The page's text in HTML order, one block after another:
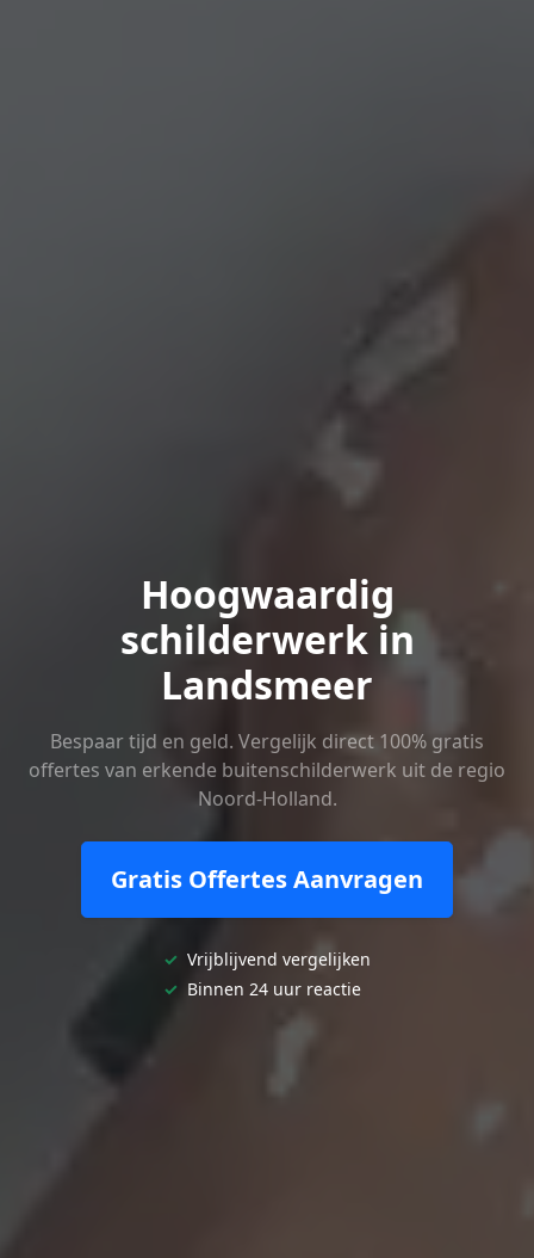
Hoogwaardig
schilderwerk in
Landsmeer
Bespaar tijd en geld. Vergelijk direct 100% gratis
offertes van erkende buitenschilderwerk uit de regio
Noord-Holland.
Gratis Offertes Aanvragen
✓ Vrijblijvend vergelijken
✓ Binnen 24 uur reactie